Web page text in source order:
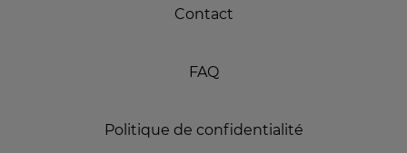
Contact
FAQ
Politique de confidentialité